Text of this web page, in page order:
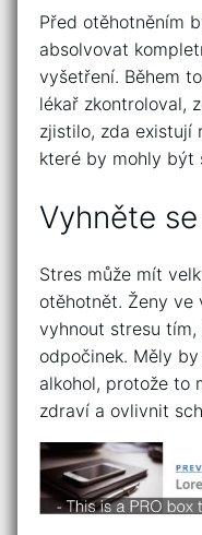
Před otěhotněním
absolvovat
vyšetření. Během
lékař zkontroloval,
zjistilo, zda existují
které by mohly být
Vyhněte
Stres může mít
otěhotnět. Ženy ve
vyhnout stresu tím,
odpočinek. Měly
alkohol, protože to
zdraví a ovlivnit